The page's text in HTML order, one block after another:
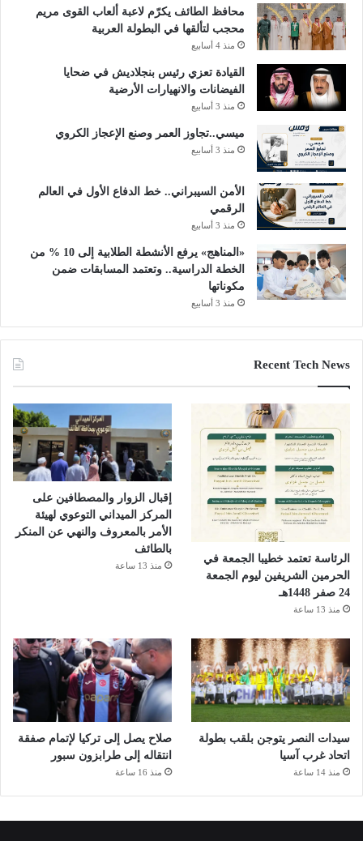
محافظ الطائف يكرّم لاعبة ألعاب القوى مريم
محجب لتألقها في البطولة العربية
منذ 4 أسابيع
القيادة تعزي رئيس بنجلاديش في ضحايا
الفيضانات والانهيارات الأرضية
منذ 3 أسابيع
ميسي..تجاوز العمر وصنع الإعجاز الكروي
منذ 3 أسابيع
الأمن السيبراني.. خط الدفاع الأول في العالم
الرقمي
منذ 3 أسابيع
«المناهج» يرفع الأنشطة الطلابية إلى 10 % من
الخطة الدراسية.. وتعتمد المسابقات ضمن
مكوناتها
منذ 3 أسابيع
Recent Tech News
الرئاسة تعتمد خطيبا الجمعة في
الحرمين الشريفين ليوم الجمعة
24 صفر 1448هـ
منذ 13 ساعة
إقبال الزوار والمصطافين على
المركز الميداني التوعوي لهيئة
الأمر بالمعروف والنهي عن المنكر
بالطائف
منذ 13 ساعة
سيدات النصر يتوجن بلقب بطولة
اتحاد غرب آسيا
منذ 14 ساعة
صلاح يصل إلى تركيا لإتمام صفقة
انتقاله إلى طرابزون سبور
منذ 16 ساعة